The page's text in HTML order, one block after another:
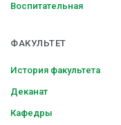
Воспитательная
ФАКУЛЬТЕТ
История факультета
Деканат
Кафедры